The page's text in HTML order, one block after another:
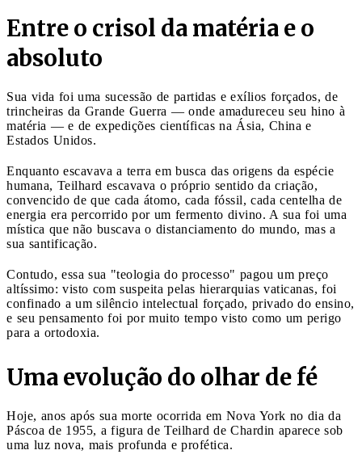
Entre o crisol da matéria e o
absoluto
Sua vida foi uma sucessão de partidas e exílios forçados, de
trincheiras da Grande Guerra — onde amadureceu seu hino à
matéria — e de expedições científicas na Ásia, China e
Estados Unidos.
Enquanto escavava a terra em busca das origens da espécie
humana, Teilhard escavava o próprio sentido da criação,
convencido de que cada átomo, cada fóssil, cada centelha de
energia era percorrido por um fermento divino. A sua foi uma
mística que não buscava o distanciamento do mundo, mas a
sua santificação.
Contudo, essa sua "teologia do processo" pagou um preço
altíssimo: visto com suspeita pelas hierarquias vaticanas, foi
confinado a um silêncio intelectual forçado, privado do ensino,
e seu pensamento foi por muito tempo visto como um perigo
para a ortodoxia.
Uma evolução do olhar de fé
Hoje, anos após sua morte ocorrida em Nova York no dia da
Páscoa de 1955, a figura de Teilhard de Chardin aparece sob
uma luz nova, mais profunda e profética.